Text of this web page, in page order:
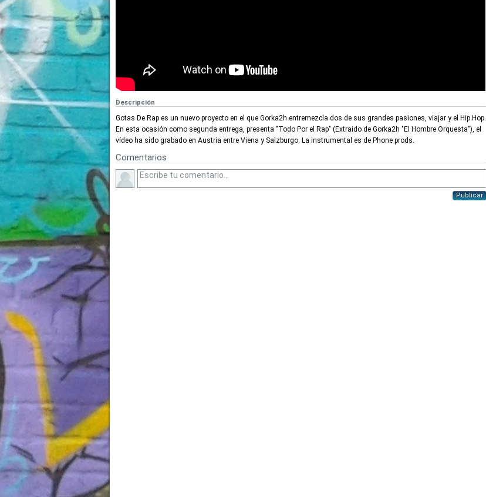
Descripción
Gotas De Rap es un nuevo proyecto en el que Gorka2h entremezcla dos de sus grandes pasiones, viajar y el Hip Hop.
En esta ocasión como segunda entrega, presenta "Todo Por el Rap" (Extraido de Gorka2h "El Hombre Orquesta"), el
vídeo ha sido grabado en Austria entre Viena y Salzburgo. La instrumental es de Phone prods.
Comentarios
Publicar